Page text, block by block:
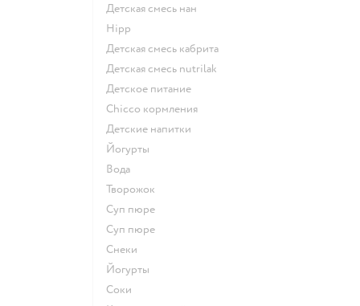
детская смесь нан
hipp
детская смесь кабрита
детская смесь nutrilak
детское питание
chicco кормления
детские напитки
йогурты
Вода
творожок
суп пюре
суп пюре
Снеки
йогурты
Соки